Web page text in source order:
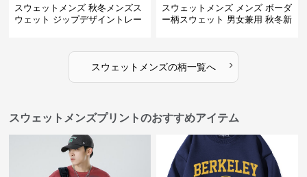
スウェットメンズ 秋冬メンズス
ウェット ジップデザイントレー
スウェットメンズ メンズ ボーダ
ー柄スウェット 男女兼用 秋冬新
スウェットメンズの柄一覧へ ›
スウェットメンズプリントのおすすめアイテム